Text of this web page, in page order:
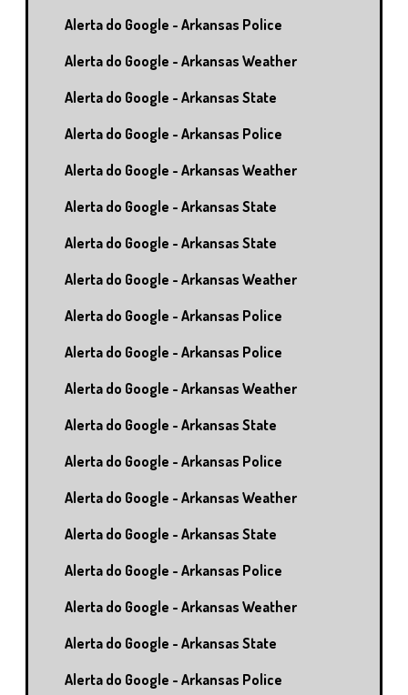
Alerta do Google - Arkansas Police
Alerta do Google - Arkansas Weather
Alerta do Google - Arkansas State
Alerta do Google - Arkansas Police
Alerta do Google - Arkansas Weather
Alerta do Google - Arkansas State
Alerta do Google - Arkansas State
Alerta do Google - Arkansas Weather
Alerta do Google - Arkansas Police
Alerta do Google - Arkansas Police
Alerta do Google - Arkansas Weather
Alerta do Google - Arkansas State
Alerta do Google - Arkansas Police
Alerta do Google - Arkansas Weather
Alerta do Google - Arkansas State
Alerta do Google - Arkansas Police
Alerta do Google - Arkansas Weather
Alerta do Google - Arkansas State
Alerta do Google - Arkansas Police